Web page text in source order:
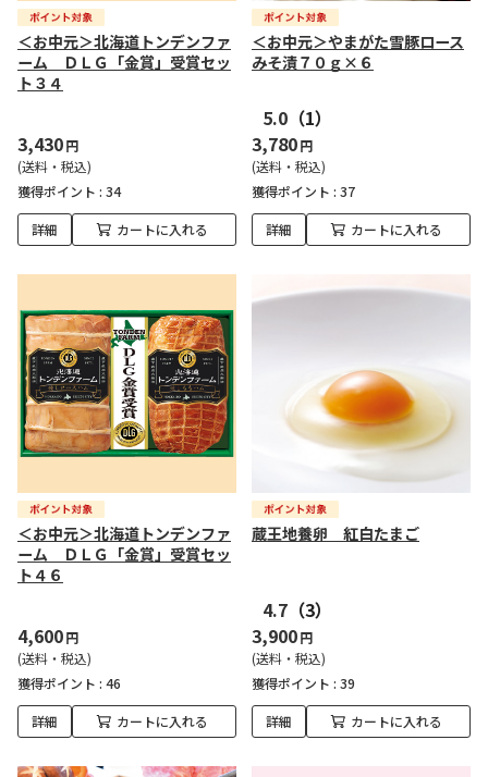
＜お中元＞北海道トンデンファ
ーム ＤＬＧ「金賞」受賞セッ
ト３４
3,430円
(送料・税込)
獲得ポイント : 34
詳細 カートに入れる
＜お中元＞やまがた雪豚ロース
みそ漬７０ｇ×６
5.0 （1）
3,780円
(送料・税込)
獲得ポイント : 37
詳細 カートに入れる
＜お中元＞北海道トンデンファ
ーム ＤＬＧ「金賞」受賞セッ
ト４６
4,600円
(送料・税込)
獲得ポイント : 46
詳細 カートに入れる
蔵王地養卵 紅白たまご
4.7 （3）
3,900円
(送料・税込)
獲得ポイント : 39
詳細 カートに入れる